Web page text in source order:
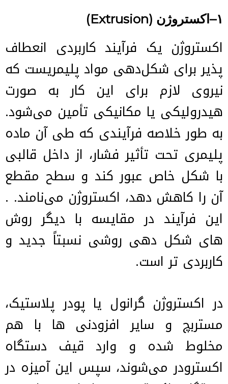
۱– اکستروژن (Extrusion)
اکستروژن یک فرآیند کاربردی انعطاف
پذیر برای شکل‌دهی مواد پلیمریست که
نیروی لازم برای این کار به ­صورت
هیدرولیکی یا مکانیکی تأمین می‌شود.
به طور خلاصه فرآیندی که طی آن ماده
پلیمری تحت تأثیر فشار، از داخل قالبی
با شکل خاص عبور کند و سطح مقطع
آن را کاهش دهد، اکستروژن می‌نامند. .
این فرآیند در مقایسه با دیگر روش
های شکل دهی روشی نسبتاً جدید و
کاربردی تر است.
در اکستروژن گرانول یا پودر پلاستیک،
مستربچ و سایر افزودنی ها با هم
مخلوط شده و وارد قیف دستگاه
اکسترودر می‌شوند، سپس این آمیزه در